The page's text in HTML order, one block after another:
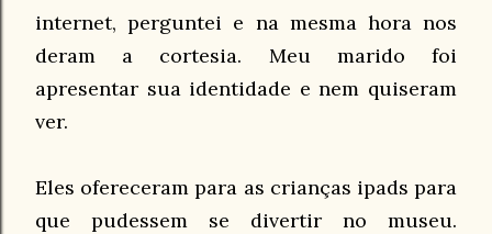
internet, perguntei e na mesma hora nos
deram a cortesia. Meu marido foi
apresentar sua identidade e nem quiseram
ver.
Eles ofereceram para as crianças ipads para
que pudessem se divertir no museu.